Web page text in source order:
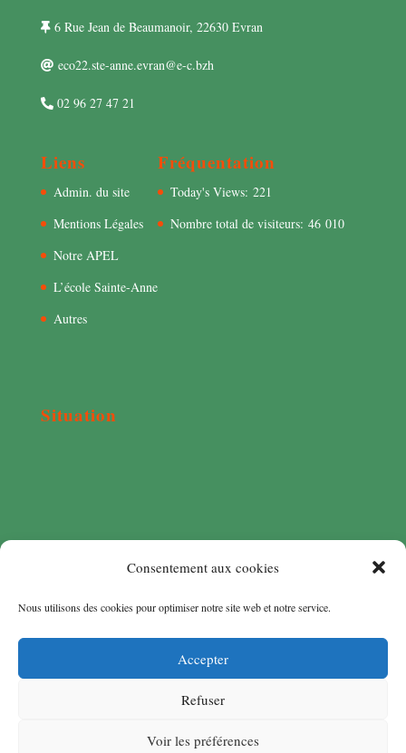
Consentement aux cookies
Nous utilisons des cookies pour optimiser notre site web et notre service.
Accepter
Refuser
Voir les préférences
6 Rue Jean de Beaumanoir, 22630 Evran
eco22.ste-anne.evran@e-c.bzh
02 96 27 47 21
Liens
Admin. du site
Mentions Légales
Notre APEL
L’école Sainte-Anne
Autres
Fréquentation
Today's Views: 221
Nombre total de visiteurs: 46 010
Situation